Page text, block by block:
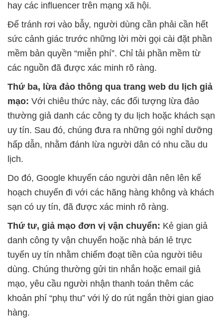
hay các influencer trên mạng xã hội.
Để tránh rơi vào bẫy, người dùng cần phải cần hết
sức cảnh giác trước những lời mời gọi cài đặt phần
mềm bản quyền “miễn phí”. Chỉ tải phần mềm từ
các nguồn đã được xác minh rõ ràng.
Thứ ba, lừa đảo thông qua trang web du lịch giả
mạo: Với chiêu thức này, các đối tượng lừa đảo
thường giả danh các công ty du lịch hoặc khách sạn
uy tín. Sau đó, chúng đưa ra những gói nghỉ dưỡng
hấp dẫn, nhằm đánh lừa người dân có nhu cầu du
lịch.
Do đó, Google khuyến cáo người dân nên lên kế
hoạch chuyến đi với các hãng hàng không và khách
sạn có uy tín, đã được xác minh rõ ràng.
Thứ tư, giả mạo đơn vị vận chuyển: Kẻ gian giả
danh công ty vận chuyển hoặc nhà bán lẻ trực
tuyến uy tín nhằm chiếm đoạt tiền của người tiêu
dùng. Chúng thường gửi tin nhắn hoặc email giả
mạo, yêu cầu người nhận thanh toán thêm các
khoản phí “phụ thu” với lý do rút ngắn thời gian giao
hàng.